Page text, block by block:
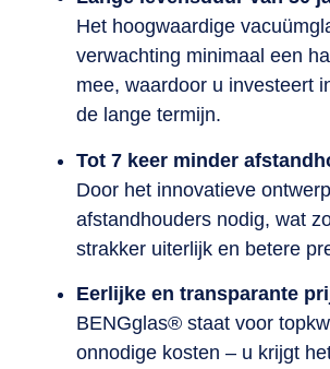
Het hoogwaardige
verwachting minimaal een
mee, waardoor u investeert
de lange termijn.
Tot 7 keer minder
Door het innovatieve
afstandhouders nodig, wat
strakker uiterlijk en betere
Eerlijke en transparante
BENGglas® staat voor
onnodige kosten – u krijgt